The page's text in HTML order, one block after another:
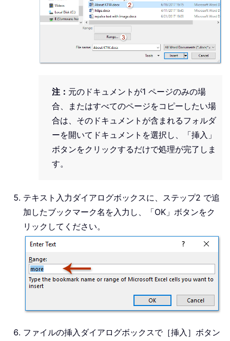
注： 元のドキュメントが1 ページのみの場
合、またはすべてのページをコピーしたい場
合は、そのドキュメントが含まれるフォルダ
ーを開いてドキュメントを選択し、「挿入」
ボタンをクリックするだけで処理が完了しま
す。
テキスト入力ダイアログボックスに、ステップ2 で追
加したブックマーク名を入力し、「OK」ボタンをク
リックしてください。
ファイルの挿入ダイアログボックスで［挿入］ボタン